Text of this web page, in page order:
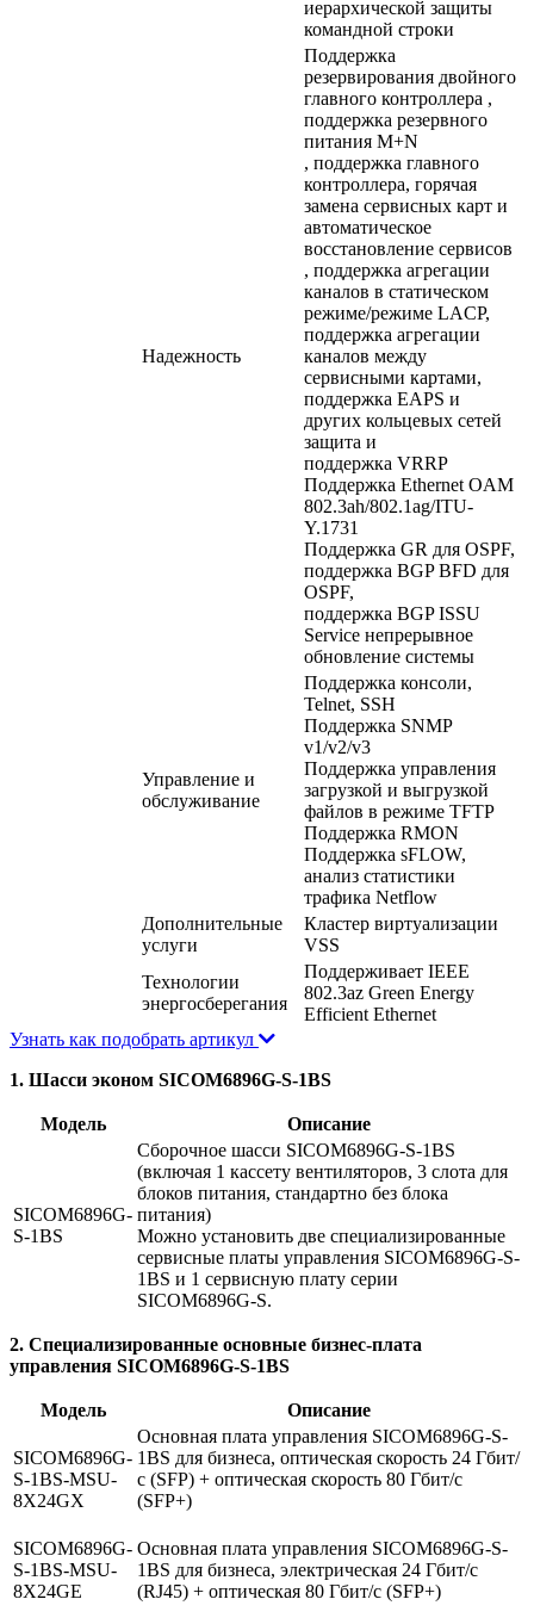
иерархической защиты
командной строки
Надежность
Поддержка
резервирования двойного
главного контроллера ,
поддержка резервного
питания M+N
, поддержка главного
контроллера, горячая
замена сервисных карт и
автоматическое
восстановление сервисов
, поддержка агрегации
каналов в статическом
режиме/режиме LACP,
поддержка агрегации
каналов между
сервисными картами,
поддержка EAPS и
других кольцевых сетей
защита и
поддержка VRRP
Поддержка Ethernet OAM
802.3ah/802.1ag/ITU-
Y.1731
Поддержка GR для OSPF,
поддержка BGP BFD для
OSPF,
поддержка BGP ISSU
Service непрерывное
обновление системы
Управление и
обслуживание
Поддержка консоли,
Telnet, SSH
Поддержка SNMP
v1/v2/v3
Поддержка управления
загрузкой и выгрузкой
файлов в режиме TFTP
Поддержка RMON
Поддержка sFLOW,
анализ статистики
трафика Netflow
Дополнительные
услуги
Кластер виртуализации
VSS
Технологии
энергосберегания
Поддерживает IEEE
802.3az Green Energy
Efficient Ethernet
Узнать как подобрать артикул
1. Шасси эконом SICOM6896G-S-1BS
Модель Описание
SICOM6896G-
S-1BS
Сборочное шасси SICOM6896G-S-1BS
(включая 1 кассету вентиляторов, 3 слота для
блоков питания, стандартно без блока
питания)
Можно установить две специализированные
сервисные платы управления SICOM6896G-S-
1BS и 1 сервисную плату серии
SICOM6896G-S.
2. Специализированные основные бизнес-плата
управления SICOM6896G-S-1BS
Модель Описание
SICOM6896G-
S-1BS-MSU-
8X24GX
Основная плата управления SICOM6896G-S-
1BS для бизнеса, оптическая скорость 24 Гбит/
с (SFP) + оптическая скорость 80 Гбит/с
(SFP+)
SICOM6896G-
S-1BS-MSU-
8X24GE
Основная плата управления SICOM6896G-S-
1BS для бизнеса, электрическая 24 Гбит/с
(RJ45) + оптическая 80 Гбит/с (SFP+)